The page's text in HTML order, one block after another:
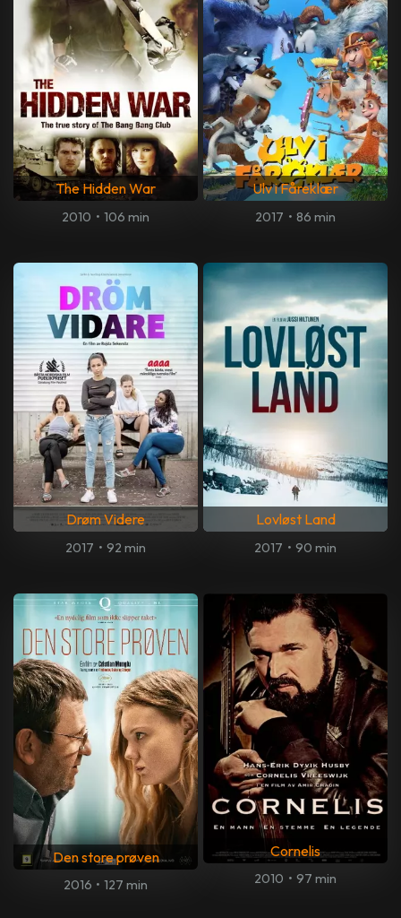
The Hidden War
2010 • 106 min
Ulv i Fåreklær
2017 • 86 min
Drøm Videre
2017 • 92 min
Lovløst Land
2017 • 90 min
Den store prøven
2016 • 127 min
Cornelis
2010 • 97 min